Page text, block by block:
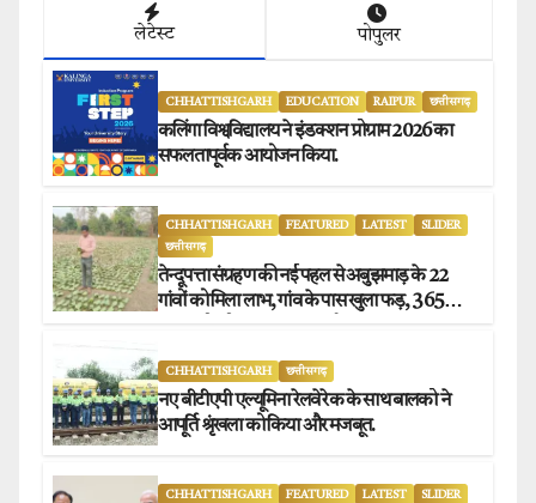
लेटेस्ट पोपुलर
CHHATTISHGARH EDUCATION RAIPUR छत्तीसगढ़
कलिंगा विश्वविद्यालय ने इंडक्शन प्रोग्राम 2026 का
सफलतापूर्वक आयोजन किया.
CHHATTISHGARH FEATURED LATEST
SLIDER
छत्तीसगढ़
तेन्दूपत्ता संग्रहण की नई पहल से अबुझमाड़ के 22
गांवों को मिला लाभ, गांव के पास खुला फड़, 365
CHHATTISHGARH छत्तीसगढ़
नए बीटीएपी एल्यूमिना रेलवे रेक के साथ बालको ने
आपूर्ति श्रृंखला को किया और मजबूत.
CHHATTISHGARH FEATURED LATEST
SLIDER